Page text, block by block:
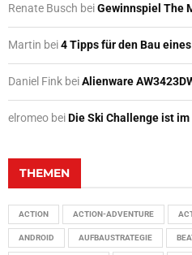
Renate Busch beiGewinnspiel The
Martin bei4 Tipps für den Bau
Daniel Fink beiAlienware
elromeo beiDie Ski Challenge ist
THEMEN
ACTION ACTION-ADVENTURE
ANDROID AUFBAUSTRATEGIE